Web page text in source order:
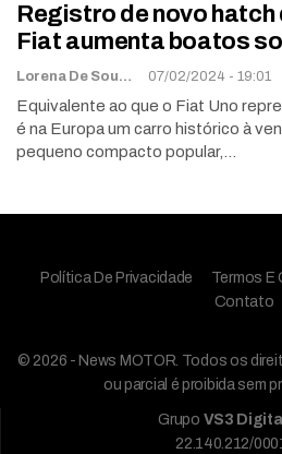
Registro de novo hatch
Fiat aumenta boatos
Lorena De Sousa 07/02/2024 - 19:01
Equivalente ao que o Fiat Uno
é na Europa um carro histórico à
pequeno compacto popular,…
Política De Privacidade Termos E
Contato
© 2026 - News MOTOR. Todos os
ou parcial é proibida sem
Grupo VS3
22.140.212/